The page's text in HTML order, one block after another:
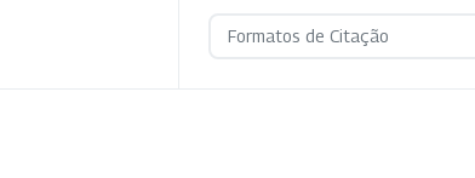
Formatos de Citação